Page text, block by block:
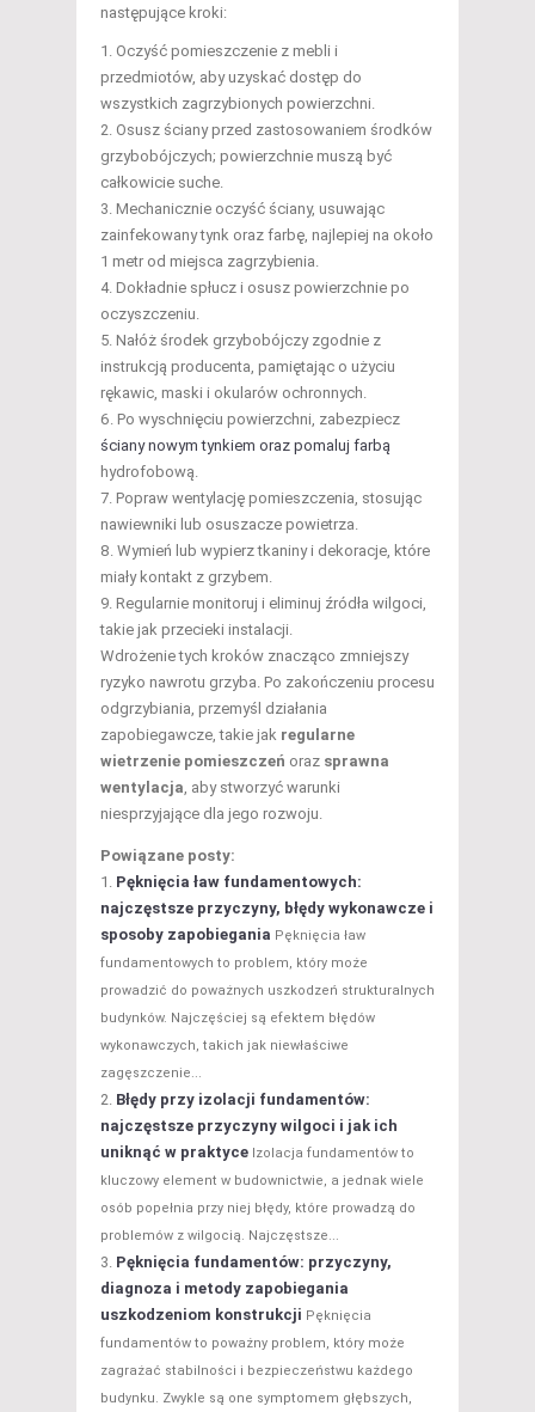
następujące kroki:
Oczyść pomieszczenie z mebli i
przedmiotów, aby uzyskać dostęp do
wszystkich zagrzybionych powierzchni.
Osusz ściany przed zastosowaniem środków
grzybobójczych; powierzchnie muszą być
całkowicie suche.
Mechanicznie oczyść ściany, usuwając
zainfekowany tynk oraz farbę, najlepiej na około
1 metr od miejsca zagrzybienia.
Dokładnie spłucz i osusz powierzchnie po
oczyszczeniu.
Nałóż środek grzybobójczy zgodnie z
instrukcją producenta, pamiętając o użyciu
rękawic, maski i okularów ochronnych.
Po wyschnięciu powierzchni, zabezpiecz
ściany nowym tynkiem oraz pomaluj farbą
hydrofobową.
Popraw wentylację pomieszczenia, stosując
nawiewniki lub osuszacze powietrza.
Wymień lub wypierz tkaniny i dekoracje, które
miały kontakt z grzybem.
Regularnie monitoruj i eliminuj źródła wilgoci,
takie jak przecieki instalacji.
Wdrożenie tych kroków znacząco zmniejszy
ryzyko nawrotu grzyba. Po zakończeniu procesu
odgrzybiania, przemyśl działania
zapobiegawcze, takie jak regularne
wietrzenie pomieszczeń oraz sprawna
wentylacja , aby stworzyć warunki
niesprzyjające dla jego rozwoju.
Powiązane posty:
Pęknięcia ław fundamentowych:
najczęstsze przyczyny, błędy wykonawcze i
sposoby zapobiegania Pęknięcia ław
fundamentowych to problem, który może
prowadzić do poważnych uszkodzeń strukturalnych
budynków. Najczęściej są efektem błędów
wykonawczych, takich jak niewłaściwe
zagęszczenie...
Błędy przy izolacji fundamentów:
najczęstsze przyczyny wilgoci i jak ich
uniknąć w praktyce Izolacja fundamentów to
kluczowy element w budownictwie, a jednak wiele
osób popełnia przy niej błędy, które prowadzą do
problemów z wilgocią. Najczęstsze...
Pęknięcia fundamentów: przyczyny,
diagnoza i metody zapobiegania
uszkodzeniom konstrukcji Pęknięcia
fundamentów to poważny problem, który może
zagrażać stabilności i bezpieczeństwu każdego
budynku. Zwykle są one symptomem głębszych,